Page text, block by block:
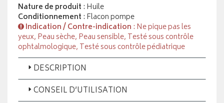
Nature de produit : Huile
Conditionnement : Flacon pompe
Indication / Contre-indication : Ne pique pas les
yeux, Peau sèche, Peau sensible, Testé sous contrôle
ophtalmologique, Testé sous contrôle pédiatrique
DESCRIPTION
CONSEIL D’UTILISATION